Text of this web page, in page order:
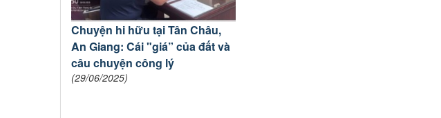
Chuyện hi hữu tại Tân Châu,
An Giang: Cái "giá” của đất và
câu chuyện công lý
(29/06/2025)